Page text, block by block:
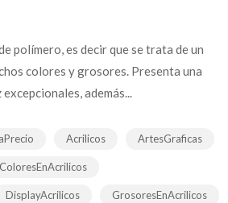
polímero, es decir que se trata de un
colores y grosores. Presenta una
además...
Acrilicos ArtesGraficas
ColoresEnAcrilicos
DisplayAcrilicos GrosoresEnAcrilicos